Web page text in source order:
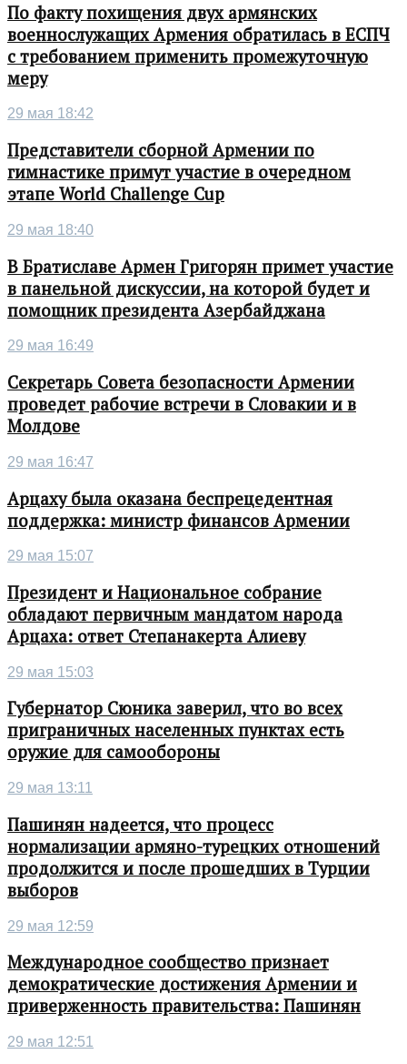
По факту похищения двух армянских
военнослужащих Армения обратилась в ЕСПЧ
с требованием применить промежуточную
меру
29 мая 18:42
Представители сборной Армении по
гимнастике примут участие в очередном
этапе World Challenge Cup
29 мая 18:40
В Братиславе Армен Григорян примет участие
в панельной дискуссии, на которой будет и
помощник президента Азербайджана
29 мая 16:49
Секретарь Совета безопасности Армении
проведет рабочие встречи в Словакии и в
Молдове
29 мая 16:47
Арцаху была оказана беспрецедентная
поддержка: министр финансов Армении
29 мая 15:07
Президент и Национальное собрание
обладают первичным мандатом народа
Арцаха: ответ Степанакерта Алиеву
29 мая 15:03
Губернатор Сюника заверил, что во всех
приграничных населенных пунктах есть
оружие для самообороны
29 мая 13:11
Пашинян надеется, что процесс
нормализации армяно-турецких отношений
продолжится и после прошедших в Турции
выборов
29 мая 12:59
Международное сообщество признает
демократические достижения Армении и
приверженность правительства: Пашинян
29 мая 12:51